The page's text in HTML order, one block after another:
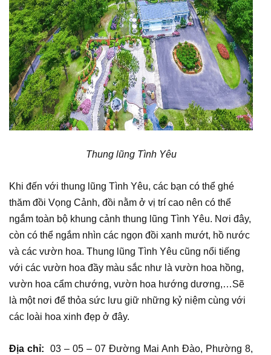
Thung lũng Tình Yêu
Khi đến với thung lũng Tình Yêu, các bạn có thể ghé
thăm đồi Vọng Cảnh, đồi nằm ở vị trí cao nên có thể
ngắm toàn bộ khung cảnh thung lũng Tình Yêu. Nơi đây,
còn có thể ngắm nhìn các ngọn đồi xanh mướt, hồ nước
và các vườn hoa. Thung lũng Tình Yêu cũng nổi tiếng
với các vườn hoa đầy màu sắc như là vườn hoa hồng,
vườn hoa cẩm chướng, vườn hoa hướng dương,…Sẽ
là một nơi để thỏa sức lưu giữ những kỷ niệm cùng với
các loài hoa xinh đẹp ở đây.
Địa chỉ: 03 – 05 – 07 Đường Mai Anh Đào, Phường 8,